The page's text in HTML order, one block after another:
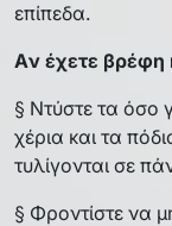
επίπεδα.
Aν έχετε βρέφη
§ Ντύστε τα όσο
χέρια και τα
τυλίγονται σε
§ Φροντίστε να